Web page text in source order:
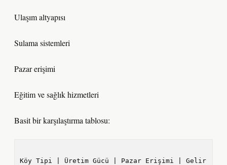
Ulaşım altyapısı
Sulama sistemleri
Pazar erişimi
Eğitim ve sağlık hizmetleri
Basit bir karşılaştırma tablosu:
Köy Tipi | Üretim Gücü | Pazar Erişimi | Gelir